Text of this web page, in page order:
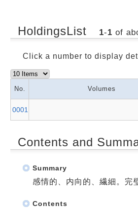
HoldingsList 1-1 of
Click a number to display
No. Volumes
0001
Contents and
Summary
感情的、内向的、繊細。完
Contents